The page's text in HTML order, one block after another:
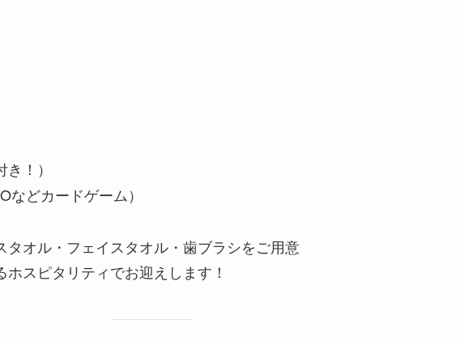
！）
どカードゲーム）
タオル・フェイスタオル・歯ブラシをご用意
スピタリティでお迎えします！